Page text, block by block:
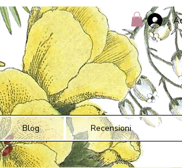
Blog Recensioni